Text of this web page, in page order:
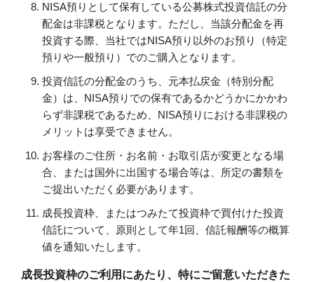
NISA預りとして保有している公募株式投資信託の分
配金は非課税となります。ただし、当該分配金を再
投資する際、当社ではNISA預り以外のお預り（特定
預りや一般預り）でのご購入となります。
投資信託の分配金のうち、元本払戻金（特別分配
金）は、NISA預りでの保有であるかどうかにかかわ
らず非課税であるため、NISA預りにおける非課税の
メリットは享受できません。
お客様のご住所・お名前・お取引店が変更となる場
合、または国外に出国する場合等は、所定の書類を
ご提出いただく必要があります。
成長投資枠、またはつみたて投資枠で買付けた投資
信託について、原則として年1回、信託報酬等の概算
値を通知いたします。
成長投資枠のご利用にあたり、特にご留意いただきた